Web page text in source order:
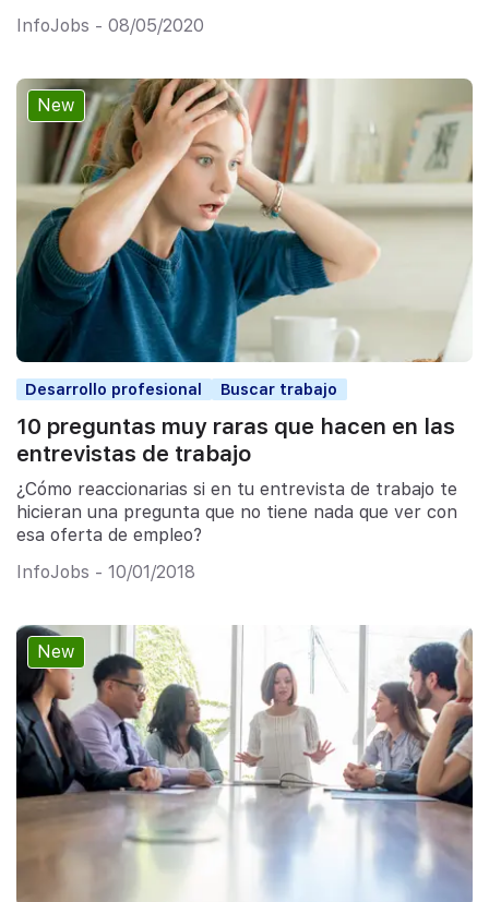
InfoJobs - 08/05/2020
New
Desarrollo profesional Buscar trabajo
10 preguntas muy raras que hacen en las
entrevistas de trabajo
¿Cómo reaccionarias si en tu entrevista de trabajo te
hicieran una pregunta que no tiene nada que ver con
esa oferta de empleo?
InfoJobs - 10/01/2018
New